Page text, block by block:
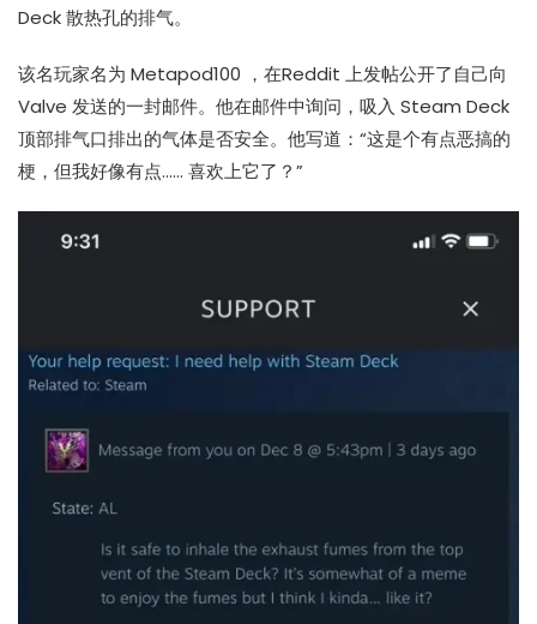
Deck 散热孔的排气。
该名玩家名为 Metapod100 ，在Reddit 上发帖公开了自己向
Valve 发送的一封邮件。他在邮件中询问，吸入 Steam Deck
顶部排气口排出的气体是否安全。他写道：“这是个有点恶搞的
梗，但我好像有点…… 喜欢上它了？”